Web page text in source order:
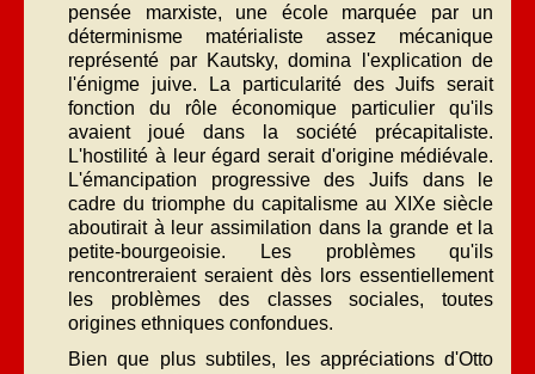
pensée marxiste, une école marquée par un
déterminisme matérialiste assez mécanique
représenté par Kautsky, domina l'explication de
l'énigme juive. La particularité des Juifs serait
fonction du rôle économique particulier qu'ils
avaient joué dans la société précapitaliste.
L'hostilité à leur égard serait d'origine médiévale.
L'émancipation progressive des Juifs dans le
cadre du triomphe du capitalisme au XIXe siècle
aboutirait à leur assimilation dans la grande et la
petite-bourgeoisie. Les problèmes qu'ils
rencontreraient seraient dès lors essentiellement
les problèmes des classes sociales, toutes
origines ethniques confondues.
Bien que plus subtiles, les appréciations d'Otto